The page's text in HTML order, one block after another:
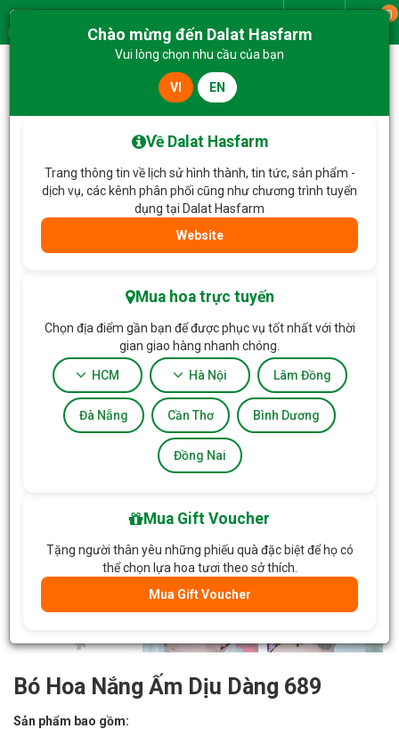
Menu
0
Hoa Tặng & Hoa Dịch Vụ
Bó Hoa Nắng Ấm Dịu Dàng 689
Sản phẩm bao gồm:
Chào mừng đến Dalat Hasfarm
Vui lòng chọn nhu cầu của bạn
VI EN
Về Dalat Hasfarm
Trang thông tin về lịch sử hình thành, tin tức, sản phẩm -
dịch vụ, các kênh phân phối cũng như chương trình tuyển
dụng tại Dalat Hasfarm
Website
Mua hoa trực tuyến
Chọn địa điểm gần bạn để được phục vụ tốt nhất với thời
gian giao hàng nhanh chóng.
HCM Hà Nội Lâm Đồng
Đà Nẵng Cần Thơ Bình Dương
Đồng Nai
Mua Gift Voucher
Tặng người thân yêu những phiếu quà đặc biệt để họ có
thể chọn lựa hoa tươi theo sở thích.
Mua Gift Voucher